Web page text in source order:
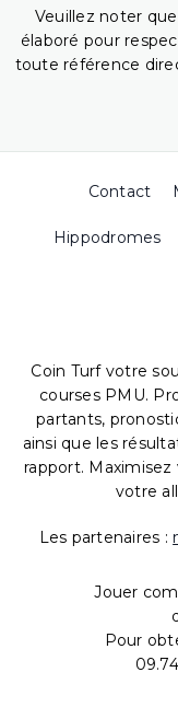
Veuillez noter
élaboré pour
toute référence
Contact
Hippodromes
Coin Turf votre
courses PMU.
partants,
ainsi que les
rapport. Maximisez
votre
Les partenaires :
Jouer
Pour